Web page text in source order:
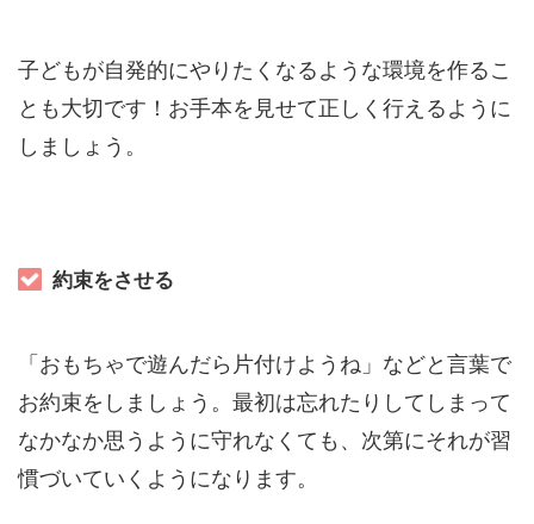
子どもが自発的にやりたくなるような環境を作るこ
とも大切です！お手本を見せて正しく行えるように
しましょう。
約束をさせる
「おもちゃで遊んだら片付けようね」などと言葉で
お約束をしましょう。最初は忘れたりしてしまって
なかなか思うように守れなくても、次第にそれが習
慣づいていくようになります。